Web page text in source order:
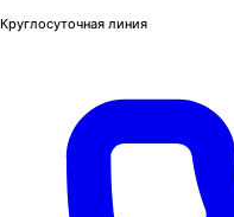
Круглосуточная линия